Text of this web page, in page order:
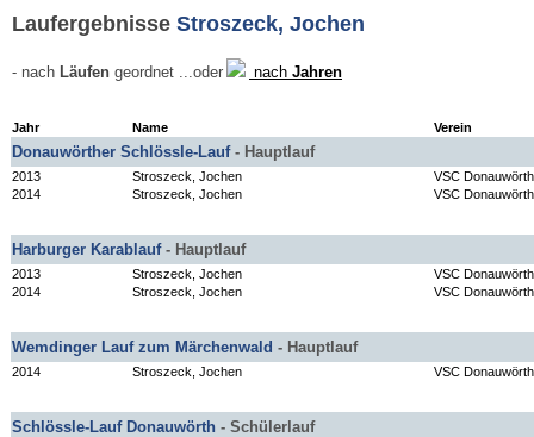
Laufergebnisse Stroszeck, Jochen
- nach Läufen geordnet ...oder nach Jahren
Jahr Name Verein
Donauwörther Schlössle-Lauf - Hauptlauf
2013 Stroszeck, Jochen
VSC Donauwörth
2014
Stroszeck, Jochen VSC Donauwörth
Harburger Karablauf - Hauptlauf
2013 Stroszeck, Jochen
VSC Donauwörth
2014
Stroszeck, Jochen VSC Donauwörth
Wemdinger Lauf zum Märchenwald - Hauptlauf
2014 Stroszeck, Jochen VSC Donauwörth
Schlössle-Lauf Donauwörth - Schülerlauf